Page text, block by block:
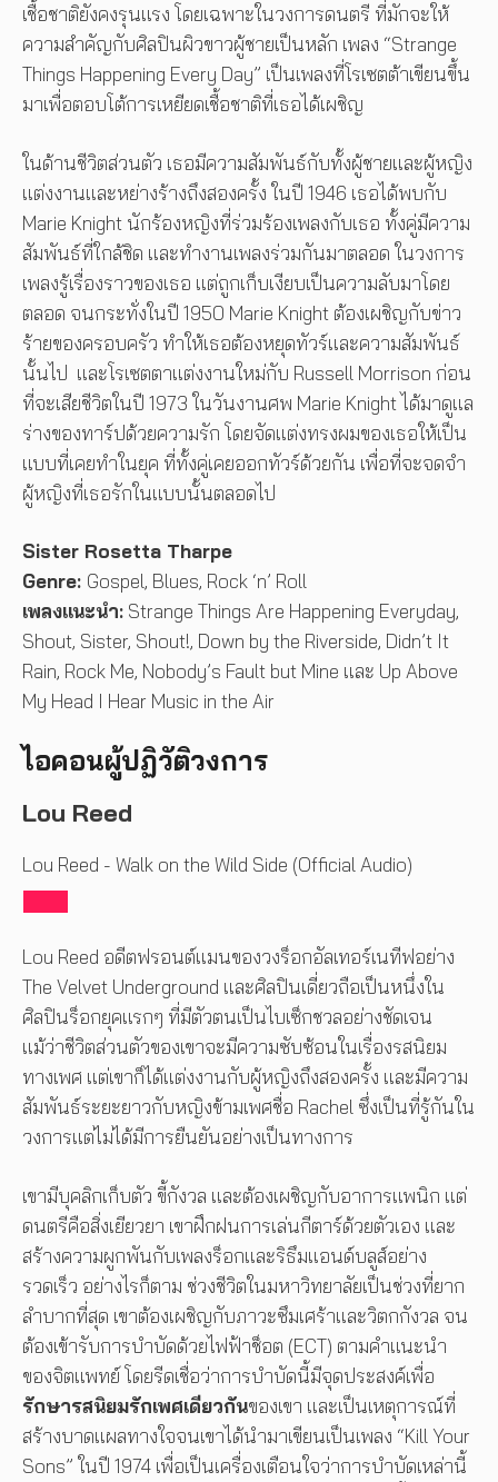
เชื้อชาติยังคงรุนแรง โดยเฉพาะในวงการดนตรี ที่มักจะให้
ความสำคัญกับศิลปินผิวขาวผู้ชายเป็นหลัก เพลง “Strange
Things Happening Every Day” เป็นเพลงที่โรเซตต้าเขียนขึ้น
มาเพื่อตอบโต้การเหยียดเชื้อชาติที่เธอได้เผชิญ
ในด้านชีวิตส่วนตัว เธอมีความสัมพันธ์กับทั้งผู้ชายและผู้หญิง
แต่งงานและหย่างร้างถึงสองครั้ง ในปี 1946 เธอได้พบกับ
Marie Knight นักร้องหญิงที่ร่วมร้องเพลงกับเธอ ทั้งคู่มีความ
สัมพันธ์ที่ใกล้ชิด และทำงานเพลงร่วมกันมาตลอด ในวงการ
เพลงรู้เรื่องราวของเธอ แต่ถูกเก็บเงียบเป็นความลับมาโดย
ตลอด จนกระทั่งในปี 1950 Marie Knight ต้องเผชิญกับข่าว
ร้ายของครอบครัว ทำให้เธอต้องหยุดทัวร์และความสัมพันธ์
นั้นไป และโรเซตตาแต่งงานใหม่กับ Russell Morrison ก่อน
ที่จะเสียชีวิตในปี 1973 ในวันงานศพ Marie Knight ได้มาดูแล
ร่างของทาร์ปด้วยความรัก โดยจัดแต่งทรงผมของเธอให้เป็น
แบบที่เคยทำในยุค ที่ทั้งคู่เคยออกทัวร์ด้วยกัน เพื่อที่จะจดจำ
ผู้หญิงที่เธอรักในแบบนั้นตลอดไป
Sister Rosetta Tharpe
Genre: Gospel, Blues, Rock ‘n’ Roll
เพลงแนะนำ: Strange Things Are Happening Everyday,
Shout, Sister, Shout!, Down by the Riverside, Didn’t It
Rain, Rock Me, Nobody’s Fault but Mine และ Up Above
My Head I Hear Music in the Air
ไอคอนผู้ปฏิวัติวงการ
Lou Reed
Lou Reed - Walk on the Wild Side (Official Audio)
Lou Reed อดีตฟรอนต์แมนของวงร็อกอัลเทอร์เนทีฟอย่าง
The Velvet Underground และศิลปินเดี่ยวถือเป็นหนึ่งใน
ศิลปินร็อกยุคแรกๆ ที่มีตัวตนเป็นไบเซ็กชวลอย่างชัดเจน
แม้ว่าชีวิตส่วนตัวของเขาจะมีความซับซ้อนในเรื่องรสนิยม
ทางเพศ แต่เขาก็ได้แต่งงานกับผู้หญิงถึงสองครั้ง และมีความ
สัมพันธ์ระยะยาวกับหญิงข้ามเพศชื่อ Rachel ซึ่งเป็นที่รู้กันใน
วงการแต่ไม่ได้มีการยืนยันอย่างเป็นทางการ
เขามีบุคลิกเก็บตัว ขี้กังวล และต้องเผชิญกับอาการแพนิก แต่
ดนตรีคือสิ่งเยียวยา เขาฝึกฝนการเล่นกีตาร์ด้วยตัวเอง และ
สร้างความผูกพันกับเพลงร็อกและริธึมแอนด์บลูส์อย่าง
รวดเร็ว อย่างไรก็ตาม ช่วงชีวิตในมหาวิทยาลัยเป็นช่วงที่ยาก
ลำบากที่สุด เขาต้องเผชิญกับภาวะซึมเศร้าและวิตกกังวล จน
ต้องเข้ารับการบำบัดด้วยไฟฟ้าช็อต (ECT) ตามคำแนะนำ
ของจิตแพทย์ โดยรีดเชื่อว่าการบำบัดนี้มีจุดประสงค์เพื่อ
รักษารสนิยมรักเพศเดียวกันของเขา และเป็นเหตุการณ์ที่
สร้างบาดแผลทางใจจนเขาได้นำมาเขียนเป็นเพลง “Kill Your
Sons” ในปี 1974 เพื่อเป็นเครื่องเตือนใจว่าการบำบัดเหล่านี้